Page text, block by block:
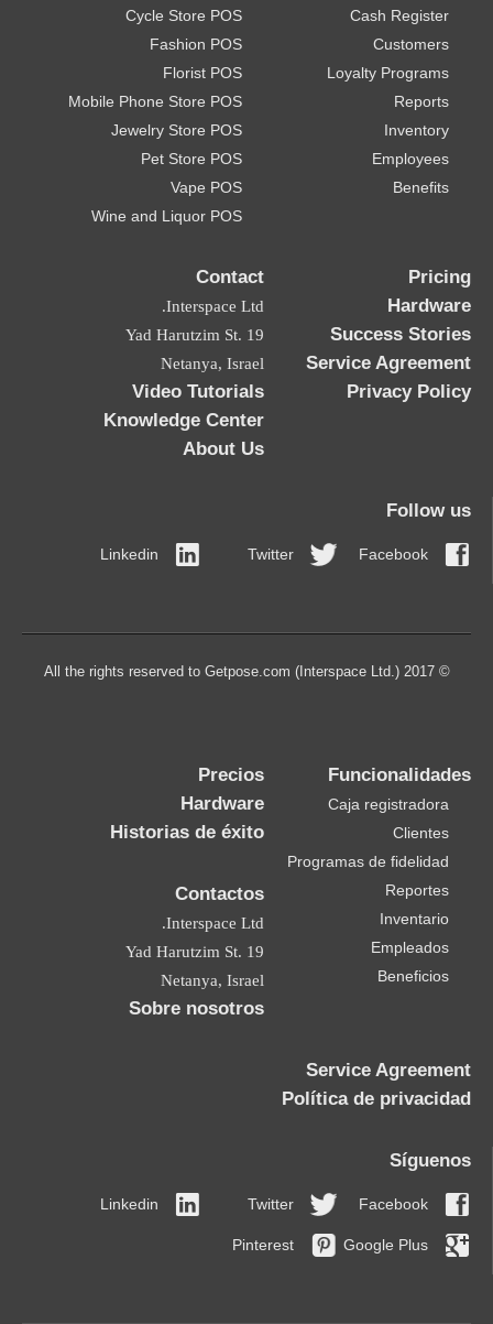
Cash Register
Customers
Loyalty Programs
Reports
Inventory
Employees
Benefits
Cycle Store POS
Fashion POS
Florist POS
Mobile Phone Store POS
Jewelry Store POS
Pet Store POS
Vape POS
Wine and Liquor POS
Pricing
Hardware
Success Stories
Service Agreement
Privacy Policy
Contact
Interspace Ltd.
19 Yad Harutzim St.
Netanya, Israel
Video Tutorials
Knowledge Center
About Us
Follow us
Facebook
Twitter
Linkedin
© 2017 All the rights reserved to Getpose.com (Interspace Ltd.)
Funcionalidades
Caja registradora
Clientes
Programas de fidelidad
Reportes
Inventario
Empleados
Beneficios
Precios
Hardware
Historias de éxito
Contactos
Interspace Ltd.
19 Yad Harutzim St.
Netanya, Israel
Sobre nosotros
Service Agreement
Política de privacidad
Síguenos
Facebook
Twitter
Linkedin
Google Plus
Pinterest